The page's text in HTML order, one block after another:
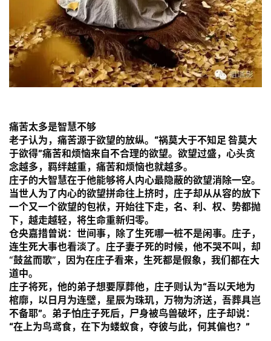
八
点
僧
音
访
谈
心
乐
菩
提
专
题
公
益
慈
痛苦太多是智慧不够
老子认为，痛苦源于欲望的放纵。 “祸莫大于不知足 咎莫大
于欲得”痛苦和烦恼来自不合理的欲望。欲望过盛，心头贪
念越多，羁绊越重，痛苦和烦恼也就越多。
庄子的大智慧在于他能够将人内心最隐蔽的欲望消除一空。
当世人为了内心的欲望拼命往上挤时，庄子却从从容的放下
一个又一个欲望的包袱，开始往下走，名、利、权、势都抛
下，越走越轻，将生命重新归零。
仓央嘉措曾说：世间事，除了生死哪一桩不是闲事。庄子，
连生死大事也看淡了。庄子妻子死的时候，他不哭不叫，却
“鼓盆而歌”，因为在庄子看来，生死都是假象，我们都在大
道中。
庄子将死，他的弟子想要厚葬他，庄子则认为“吾以天地为
棺廓，以日月为连壁，星辰为珠玑，万物为济送，吾葬具岂
不备耶”。弟子怕庄子死后，尸身被鸟兽破坏，庄子却说：
“在上为鸟鸢食，在下为蝼蚁食，夺彼与此，何其偏也？”